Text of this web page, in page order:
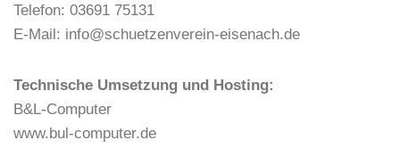
Telefon: 03691 75131
E-Mail: info@schuetzenverein-eisenach.de
Technische Umsetzung und Hosting:
B&L-Computer
www.bul-computer.de